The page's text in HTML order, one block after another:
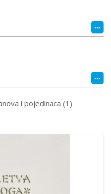
i pojedinaca (1)